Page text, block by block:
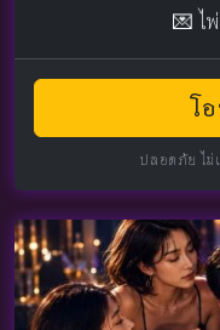
💌 ไ
โ
ปลอดภัย ไม่